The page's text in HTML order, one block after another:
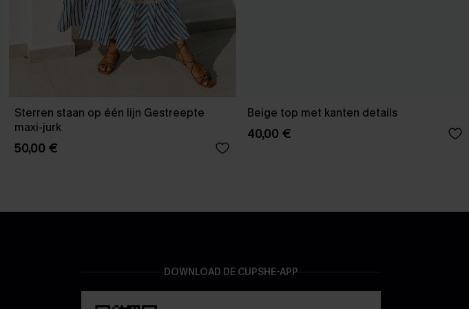
Sterren staan op één lijn Gestreepte
maxi-jurk
50,00 €
Beige top met kanten details
40,00 €
DOWNLOAD DE CUPSHE-APP